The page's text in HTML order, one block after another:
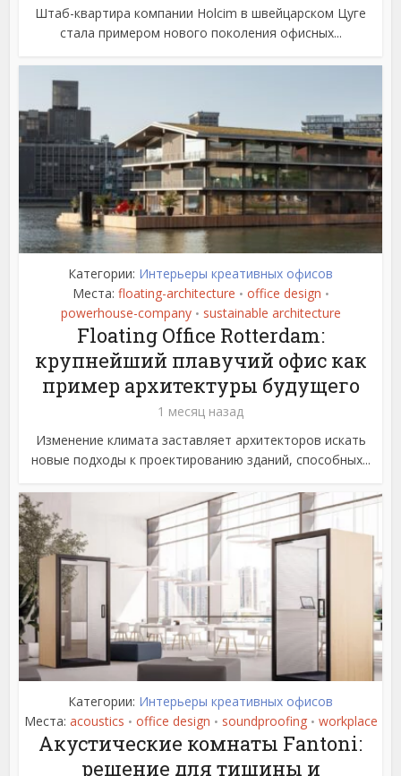
Штаб-квартира компании Holcim в швейцарском Цуге
стала примером нового поколения офисных...
Категории: Интерьеры креативных офисов
Места: floating-architecture • office design •
powerhouse-company • sustainable architecture
Floating Office Rotterdam:
крупнейший плавучий офис как
пример архитектуры будущего
1 месяц назад
Изменение климата заставляет архитекторов искать
новые подходы к проектированию зданий, способных...
Категории: Интерьеры креативных офисов
Места: acoustics • office design • soundproofing • workplace
Акустические комнаты Fantoni:
решение для тишины и